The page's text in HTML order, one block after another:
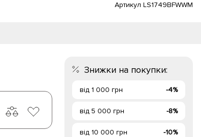
Артикул LS1749BFWWM
Знижки на покупки:
від 1 000 грн -4%
від 5 000 грн -8%
від 10 000 грн -10%